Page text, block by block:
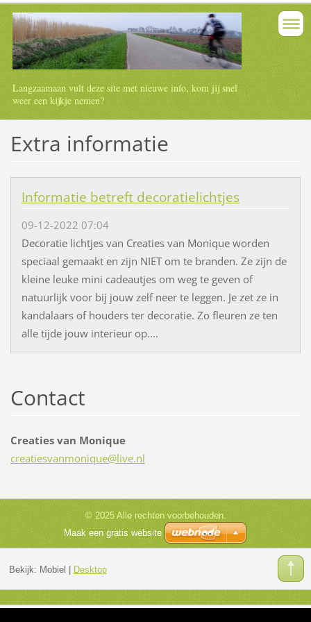
Langzaamaan vult deze site met nieuwe info, kom jij snel
weer een kijkje nemen?
Extra informatie
Informatie betreft decoratielichtjes
09-12-2022 07:04
Decoratie lichtjes van Creaties van Monique worden
speciaal gemaakt en zijn NIET om te branden. Ze zijn de
kleine leuke mini cadeautjes om weg te geven of
natuurlijk voor bij jouw zelf neer te leggen. Je zet ze in
kandalaars of houders ter decoratie. Zo fleuren ze ten
alle tijde jouw interieur op....
Contact
Creaties van Monique
creatiesvanmonique@live.nl
© 2025 Alle rechten voorbehouden.
Maak een gratis website
Bekijk: Mobiel | Desktop